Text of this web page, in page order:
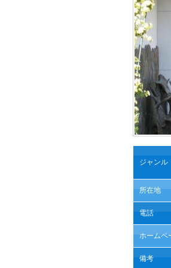
ジャンル
所在地
電話
ホームペ
備考